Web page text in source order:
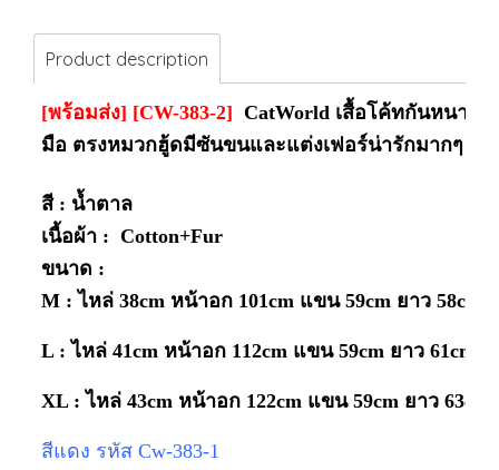
Product description
[พร้อมส่ง] [CW-383-2] CatWorld เสื้อโค้ทกันหนาว
มือ ตรงหมวกฮู้ดมีซันขนและแต่งเฟอร์น่ารักมากๆ
สี : น้ำตาล
เนื้อผ้า : Cotton+Fur
ขนาด :
M : ไหล่ 38cm หน้าอก 101cm แขน 59cm ยาว 58cm
L : ไหล่ 41cm หน้าอก 112cm แขน 59cm ยาว 61cm
XL : ไหล่ 43cm หน้าอก 122cm แขน 59cm ยาว 63cm
สีแดง รหัส Cw-383-1